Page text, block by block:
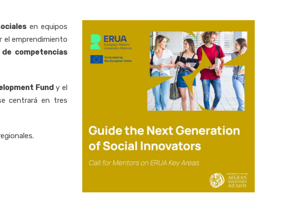
en equipos
el emprendimiento
competencias
Fundy el
centrará en tres